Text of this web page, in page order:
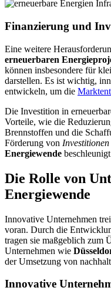
Finanzierung und
Eine weitere
erneuerbaren
können insbesondere für
darstellen. Es ist wichtig,
entwickeln, um die
Die Investition in
Vorteile, wie die
Brennstoffen und die
Förderung von
Energiewende
Die Rolle von
Energiewende
Innovative Unternehmen
voran. Durch die
tragen sie maßgeblich zum
Unternehmen wie
der Umsetzung von
Innovative